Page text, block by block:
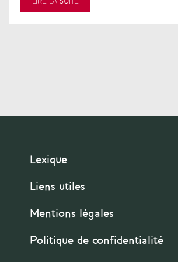
Lexique
Liens utiles
Mentions légales
Politique de confidentialité